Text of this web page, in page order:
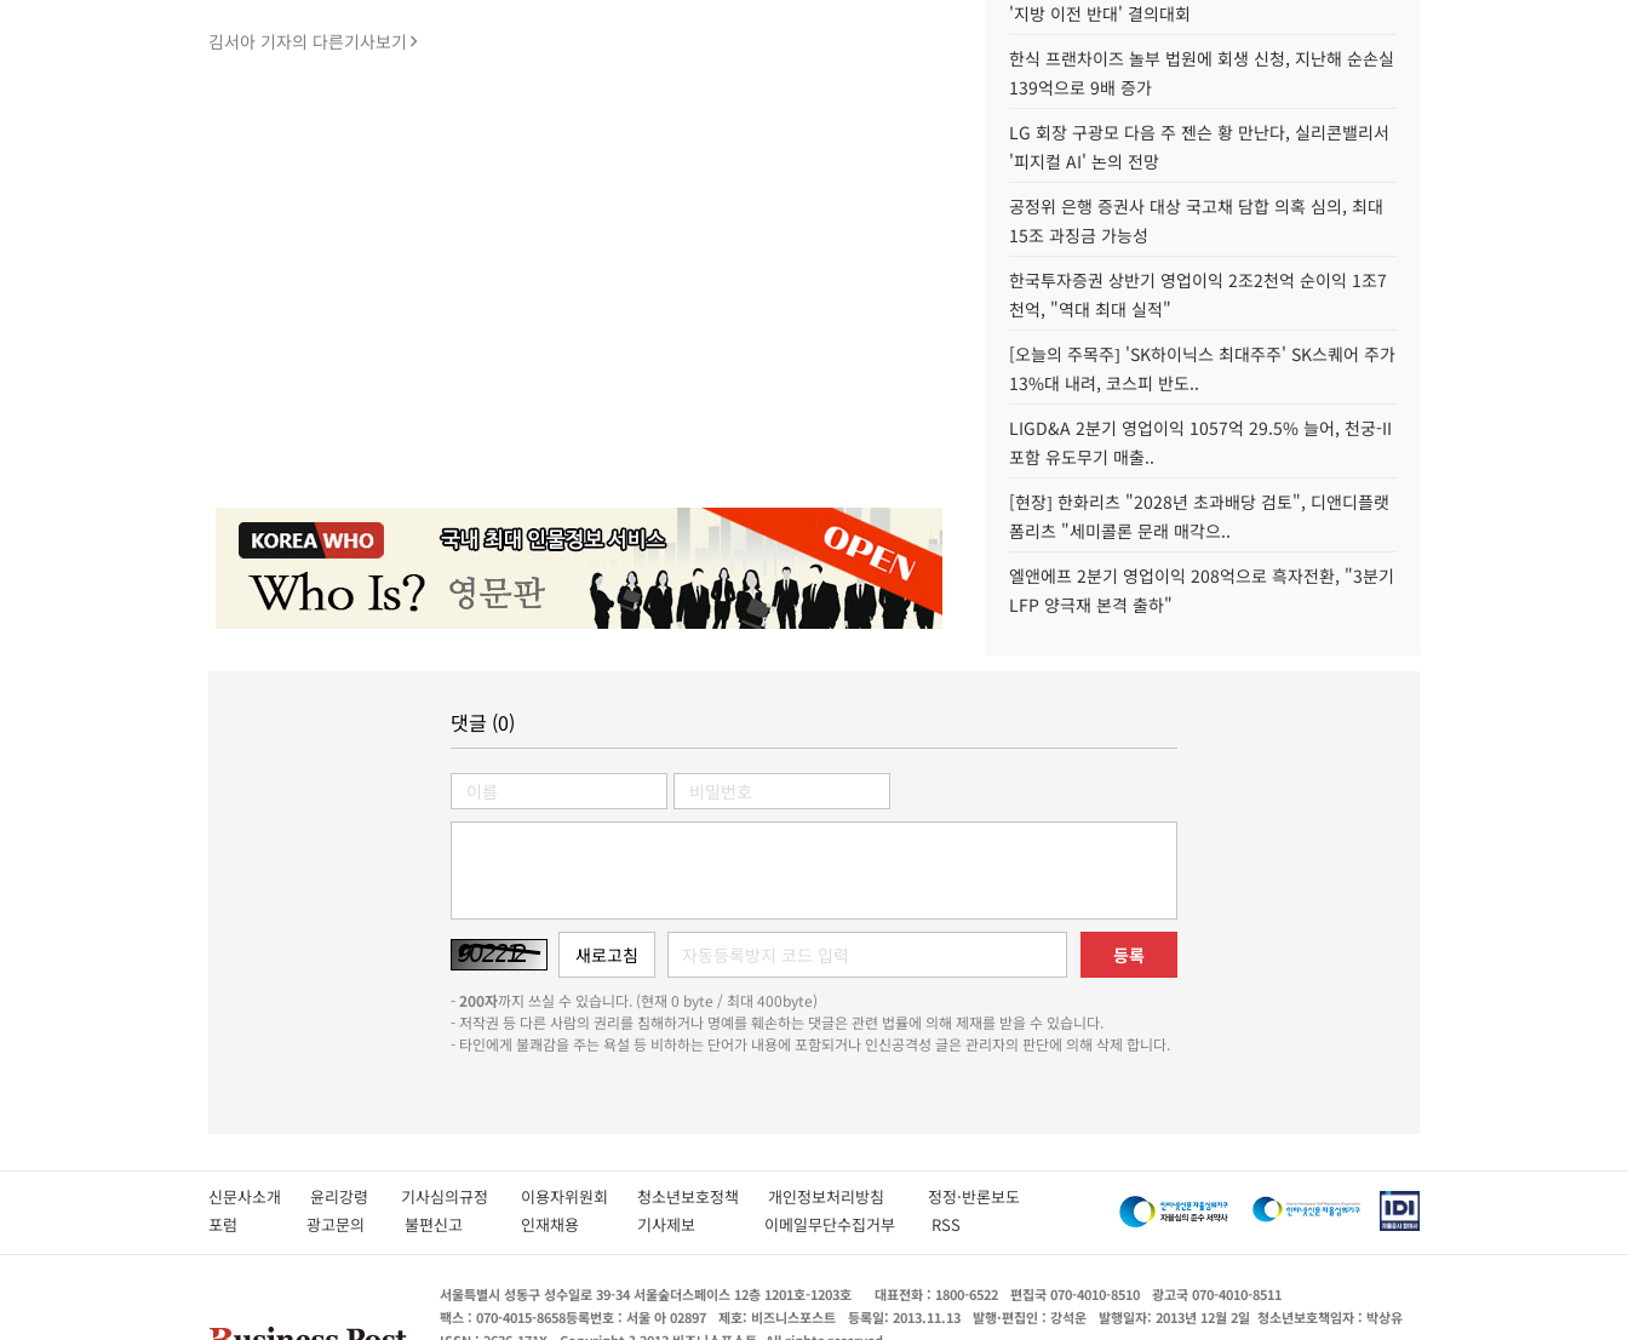
김서아 기자의 다른기사보기
'지방 이전 반대' 결의대회
한식 프랜차이즈 놀부 법원에 회생 신청, 지난해 순손실
139억으로 9배 증가
LG 회장 구광모 다음 주 젠슨 황 만난다, 실리콘밸리서
'피지컬 AI' 논의 전망
공정위 은행 증권사 대상 국고채 담합 의혹 심의, 최대
15조 과징금 가능성
한국투자증권 상반기 영업이익 2조2천억 순이익 1조7
천억, "역대 최대 실적"
[오늘의 주목주] 'SK하이닉스 최대주주' SK스퀘어 주가
13%대 내려, 코스피 반도..
LIGD&A 2분기 영업이익 1057억 29.5% 늘어, 천궁-II
포함 유도무기 매출..
[현장] 한화리츠 "2028년 초과배당 검토", 디앤디플랫
폼리츠 "세미콜론 문래 매각으..
엘앤에프 2분기 영업이익 208억으로 흑자전환, "3분기
LFP 양극재 본격 출하"
댓글 (0)
등록
-200자까지 쓰실 수 있습니다. (현재 0 byte / 최대 400byte)
- 저작권 등 다른 사람의 권리를 침해하거나 명예를 훼손하는 댓글은 관련 법률에 의해 제재를 받을 수 있습니다.
- 타인에게 불쾌감을 주는 욕설 등 비하하는 단어가 내용에 포함되거나 인신공격성 글은 관리자의 판단에 의해 삭제 합니다.
신문사소개 윤리강령 기사심의규정 이용자위원회 청소년보호정책 개인정보처리방침 정정·반론보도
포럼
광고문의 불편신고 인재채용 기사제보 이메일무단수집거부 RSS
서울특별시 성동구 성수일로 39-34 서울숲더스페이스 12층 1201호-1203호 대표전화 : 1800-6522 편집국 070-4010-8510
광고국 070-4010-8511
팩스 : 070-4015-8658등록번호 : 서울 아 02897 제호: 비즈니스포스트 등록일: 2013.11.13 발행·편집인 : 강석운 발행일자: 2013년 12월 2일 청소년보호책임자 : 박상유